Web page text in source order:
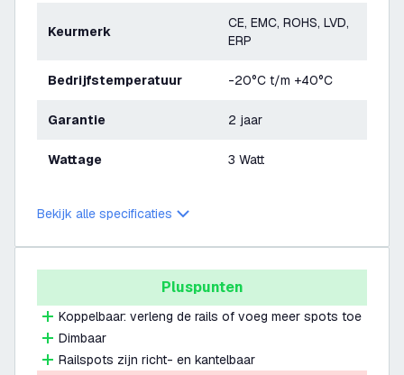
Keurmerk
CE, EMC, ROHS, LVD,
ERP
Bedrijfstemperatuur -20°C t/m +40°C
Garantie 2 jaar
Wattage 3 Watt
Bekijk alle specificaties
Pluspunten
Koppelbaar: verleng de rails of voeg meer spots toe
Dimbaar
Railspots zijn richt- en kantelbaar